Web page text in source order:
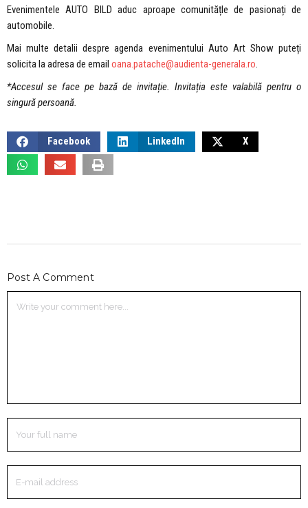
Evenimentele AUTO BILD aduc aproape comunitățle de pasionați de
automobile.
Mai multe detalii despre agenda evenimentului Auto Art Show puteți
solicita la adresa de email oana.patache@audienta-generala.ro.
*Accesul se face pe bază de invitație. Invitația este valabilă pentru o
singură persoană.
Facebook LinkedIn X
Post A Comment